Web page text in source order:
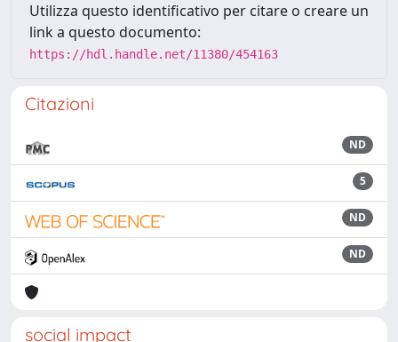
Utilizza questo identificativo per citare o creare un
link a questo documento:
https://hdl.handle.net/11380/454163
Citazioni
ND
5
ND
ND
social impact